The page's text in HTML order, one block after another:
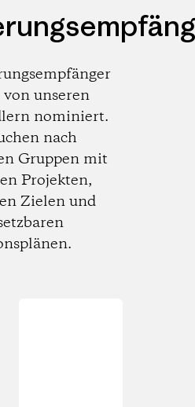
unseren
nominiert.
nach
Gruppen mit
Projekten,
Zielen und